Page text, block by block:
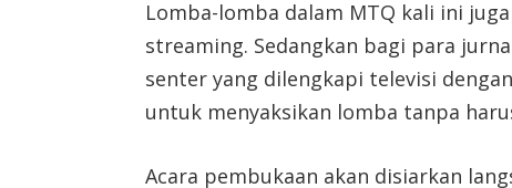
Lomba-lomba dalam MTQ kali ini
streaming. Sedangkan bagi para
senter yang dilengkapi televisi
untuk menyaksikan lomba tanpa
Acara pembukaan akan disiarkan